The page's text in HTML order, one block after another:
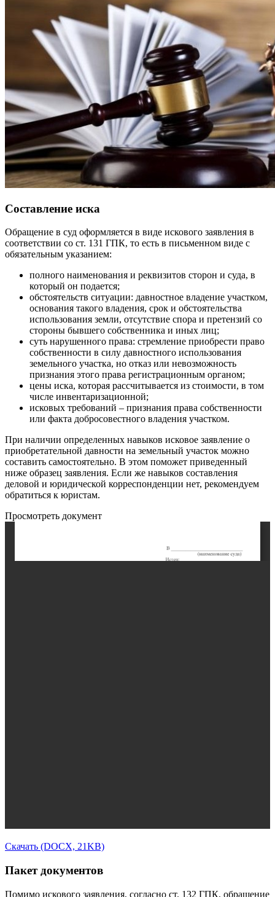
Составление иска
Обращение в суд оформляется в виде искового заявления в
соответствии со ст. 131 ГПК, то есть в письменном виде с
обязательным указанием:
полного наименования и реквизитов сторон и суда, в
который он подается;
обстоятельств ситуации: давностное владение участком,
основания такого владения, срок и обстоятельства
использования земли, отсутствие спора и претензий со
стороны бывшего собственника и иных лиц;
суть нарушенного права: стремление приобрести право
собственности в силу давностного использования
земельного участка, но отказ или невозможность
признания этого права регистрационным органом;
цены иска, которая рассчитывается из стоимости, в том
числе инвентаризационной;
исковых требований – признания права собственности
или факта добросовестного владения участком.
При наличии определенных навыков исковое заявление о
приобретательной давности на земельный участок можно
составить самостоятельно. В этом поможет приведенный
ниже образец заявления. Если же навыков составления
деловой и юридической корреспонденции нет, рекомендуем
обратиться к юристам.
Просмотреть документ
Скачать (DOCX, 21KB)
Пакет документов
Помимо искового заявления, согласно ст. 132 ГПК, обращение